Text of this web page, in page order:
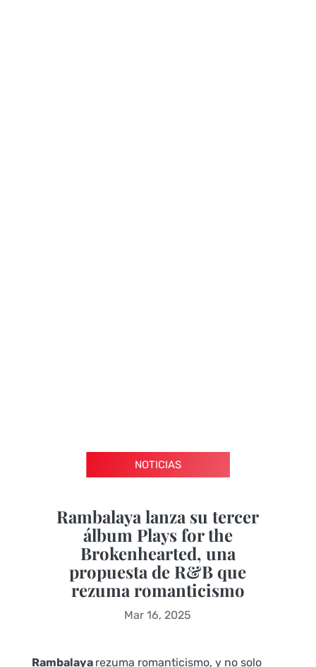
NOTICIAS
Rambalaya lanza su tercer
álbum Plays for the
Brokenhearted, una
propuesta de R&B que
rezuma romanticismo
Mar 16, 2025
Rambalaya rezuma romanticismo, y no solo